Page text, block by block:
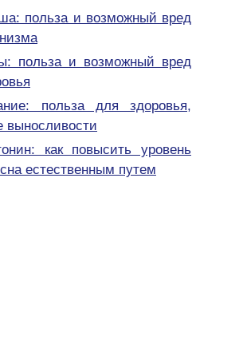
польза и возможный вред
польза и возможный вред
польза для здоровья,
выносливости
как повысить уровень
естественным путем